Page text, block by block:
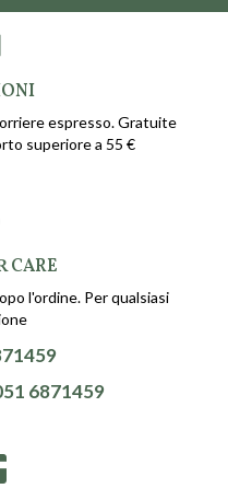
espresso. Gratuite
superiore a 55 €
CARE
l'ordine. Per qualsiasi
6871459